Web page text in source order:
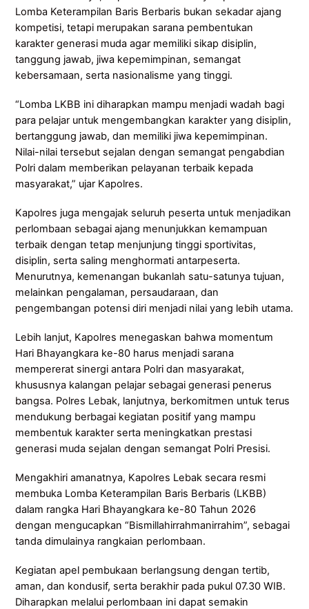
Lomba Keterampilan Baris Berbaris bukan sekadar ajang
kompetisi, tetapi merupakan sarana pembentukan
karakter generasi muda agar memiliki sikap disiplin,
tanggung jawab, jiwa kepemimpinan, semangat
kebersamaan, serta nasionalisme yang tinggi.
“Lomba LKBB ini diharapkan mampu menjadi wadah bagi
para pelajar untuk mengembangkan karakter yang disiplin,
bertanggung jawab, dan memiliki jiwa kepemimpinan.
Nilai-nilai tersebut sejalan dengan semangat pengabdian
Polri dalam memberikan pelayanan terbaik kepada
masyarakat,” ujar Kapolres.
Kapolres juga mengajak seluruh peserta untuk menjadikan
perlombaan sebagai ajang menunjukkan kemampuan
terbaik dengan tetap menjunjung tinggi sportivitas,
disiplin, serta saling menghormati antarpeserta.
Menurutnya, kemenangan bukanlah satu-satunya tujuan,
melainkan pengalaman, persaudaraan, dan
pengembangan potensi diri menjadi nilai yang lebih utama.
Lebih lanjut, Kapolres menegaskan bahwa momentum
Hari Bhayangkara ke-80 harus menjadi sarana
mempererat sinergi antara Polri dan masyarakat,
khususnya kalangan pelajar sebagai generasi penerus
bangsa. Polres Lebak, lanjutnya, berkomitmen untuk terus
mendukung berbagai kegiatan positif yang mampu
membentuk karakter serta meningkatkan prestasi
generasi muda sejalan dengan semangat Polri Presisi.
Mengakhiri amanatnya, Kapolres Lebak secara resmi
membuka Lomba Keterampilan Baris Berbaris (LKBB)
dalam rangka Hari Bhayangkara ke-80 Tahun 2026
dengan mengucapkan “Bismillahirrahmanirrahim”, sebagai
tanda dimulainya rangkaian perlombaan.
Kegiatan apel pembukaan berlangsung dengan tertib,
aman, dan kondusif, serta berakhir pada pukul 07.30 WIB.
Diharapkan melalui perlombaan ini dapat semakin